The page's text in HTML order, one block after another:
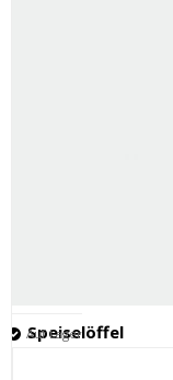
Speiselöffel
Auf Lager